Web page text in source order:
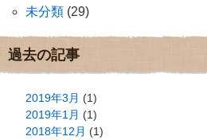
未分類 (29)
過去の記事
2019年3月 (1)
2019年1月 (1)
2018年12月 (1)